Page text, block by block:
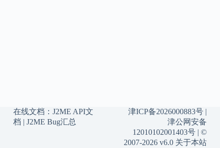
在线文档： J2ME API文
档 | J2ME Bug汇总
津ICP备2026000883号 |
津公网安备
12010102001403号 | ©
2007-2026 v6.0 关于本站